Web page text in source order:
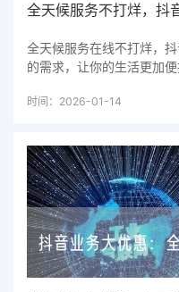
全天候服务不打烊，抖
全天候服务在线不打烊，
的需求，让你的生活更加便
时间：2026-01-14